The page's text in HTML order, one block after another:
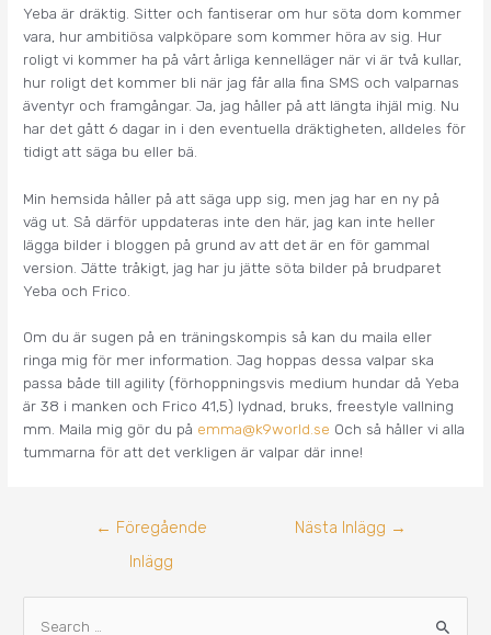
Yeba är dräktig. Sitter och fantiserar om hur söta dom kommer
vara, hur ambitiösa valpköpare som kommer höra av sig. Hur
roligt vi kommer ha på vårt årliga kennelläger när vi är två kullar,
hur roligt det kommer bli när jag får alla fina SMS och valparnas
äventyr och framgångar. Ja, jag håller på att längta ihjäl mig. Nu
har det gått 6 dagar in i den eventuella dräktigheten, alldeles för
tidigt att säga bu eller bä.
Min hemsida håller på att säga upp sig, men jag har en ny på
väg ut. Så därför uppdateras inte den här, jag kan inte heller
lägga bilder i bloggen på grund av att det är en för gammal
version. Jätte tråkigt, jag har ju jätte söta bilder på brudparet
Yeba och Frico.
Om du är sugen på en träningskompis så kan du maila eller
ringa mig för mer information. Jag hoppas dessa valpar ska
passa både till agility (förhoppningsvis medium hundar då Yeba
är 38 i manken och Frico 41,5) lydnad, bruks, freestyle vallning
mm. Maila mig gör du på emma@k9world.se Och så håller vi alla
tummarna för att det verkligen är valpar där inne!
← Föregående
Inlägg
Nästa Inlägg →